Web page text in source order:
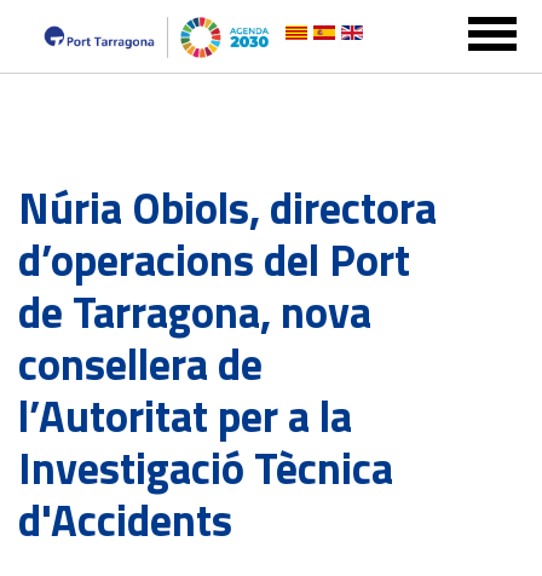
Núria Obiols, directora
d’operacions del Port
de Tarragona, nova
consellera de
l’Autoritat per a la
Investigació Tècnica
d'Accidents